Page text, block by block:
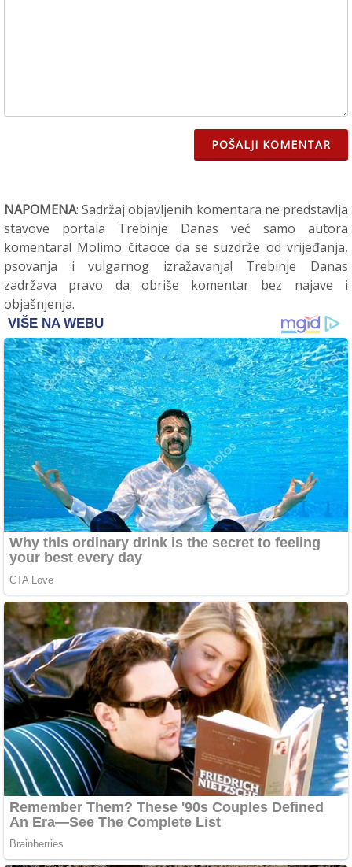
POŠALJI KOMENTAR
NAPOMENA: Sadržaj objavljenih komentara ne predstavlja
stavove portala Trebinje Danas već samo autora
komentara! Molimo čitaoce da se suzdrže od vrijeđanja,
psovanja i vulgarnog izražavanja! Trebinje Danas
zadržava pravo da obriše komentar bez najave i
objašnjenja.